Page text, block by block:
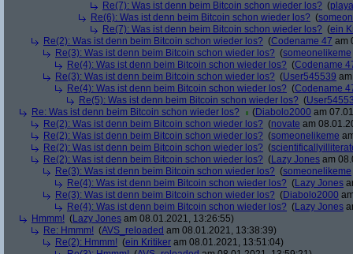
Re(7): Was ist denn beim Bitcoin schon wieder los? (
Re(6): Was ist denn beim Bitcoin schon wieder los? (
Re(7): Was ist denn beim Bitcoin schon wieder los? (ein
Re(2): Was ist denn beim Bitcoin schon wieder los? (Codename 47 am
Re(3): Was ist denn beim Bitcoin schon wieder los? (someonelikeme
Re(4): Was ist denn beim Bitcoin schon wieder los? (Codename
Re(3): Was ist denn beim Bitcoin schon wieder los? (User545539
Re(4): Was ist denn beim Bitcoin schon wieder los? (Codename
Re(5): Was ist denn beim Bitcoin schon wieder los? (
Re: Was ist denn beim Bitcoin schon wieder los?
(Diabolo2000 am
Re(2): Was ist denn beim Bitcoin schon wieder los? (novate am
Re(2): Was ist denn beim Bitcoin schon wieder los? (someonelikeme
Re(2): Was ist denn beim Bitcoin schon wieder los? (
Re(2): Was ist denn beim Bitcoin schon wieder los? (Lazy Jones am
Re(3): Was ist denn beim Bitcoin schon wieder los? (someonelikeme
Re(4): Was ist denn beim Bitcoin schon wieder los? (Lazy Jones
Re(3): Was ist denn beim Bitcoin schon wieder los? (Diabolo2000
Re(4): Was ist denn beim Bitcoin schon wieder los? (Lazy Jones
Hmmm! (Lazy Jones am 08.01.2021, 13:26:55)
Re: Hmmm! (AVS_reloaded am 08.01.2021, 13:38:39)
Re(2): Hmmm! (ein Kritiker am 08.01.2021, 13:51:04)